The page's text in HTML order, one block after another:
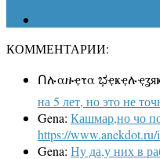
КОММЕНТАРИИ:
Ոሉαዙҿτα
на 5 лет, но это не
Gena: Кашмар,но чо
https://
Gena: Ну да,у них в